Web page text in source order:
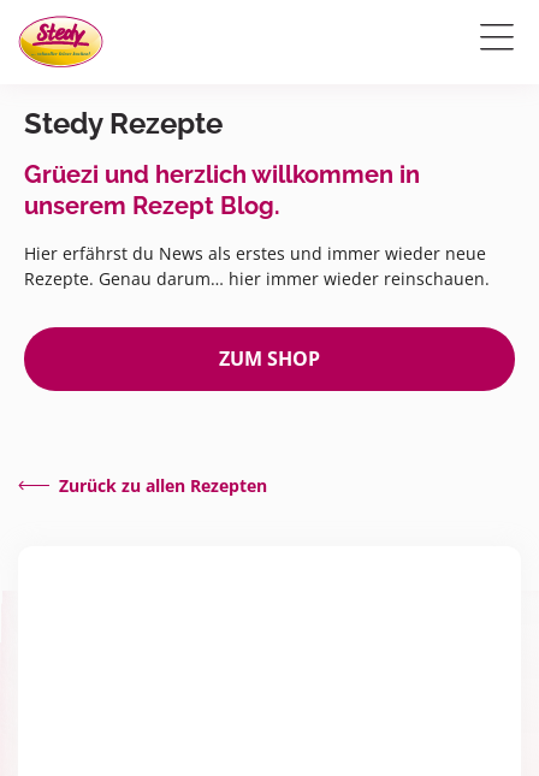
Stedy Rezepte
Grüezi und herzlich willkommen in
unserem Rezept Blog.
Hier erfährst du News als erstes und immer wieder neue
Rezepte. Genau darum… hier immer wieder reinschauen.
ZUM SHOP
Zurück zu allen Rezepten